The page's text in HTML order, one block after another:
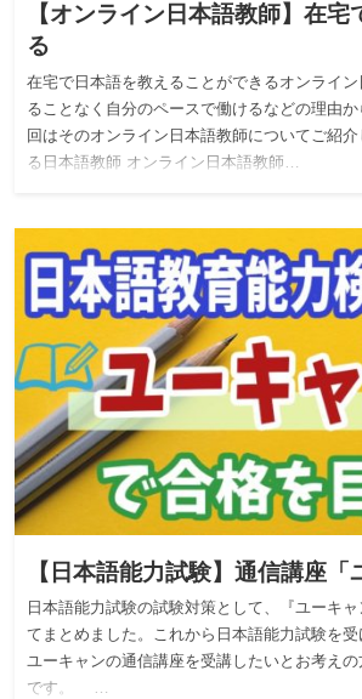
【オンライン日本語教師】在宅
る
在宅で日本語を教えることができるオンライ
ることなく自分のペースで働けるなどの理由
回はそのオンライン日本語教師についてご紹介
る日本語教師 オンライン日本語教師…
【日本語能力試験】通信講座「
日本語能力試験の試験対策として、『ユーキ
てまとめました。これから日本語能力試験を受
ユーキャンの通信講座を受講したいとお考え
です。 …